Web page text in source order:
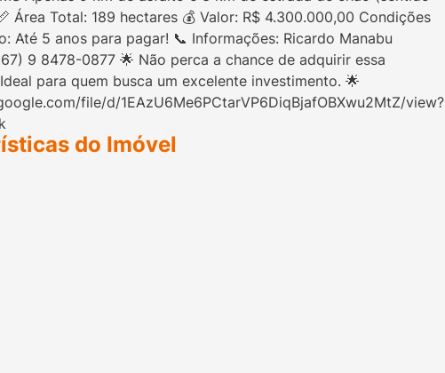
Área Total: 189 hectares 💰 Valor: R$ 4.300.000,00 Condições
Até 5 anos para pagar! 📞 Informações: Ricardo Manabu
9 8478-0877 🌟 Não perca a chance de adquirir essa
para quem busca um excelente investimento. 🌟
file/d/1EAzU6Me6PCtarVP6DiqBjafOBXwu2MtZ/view?
do Imóvel